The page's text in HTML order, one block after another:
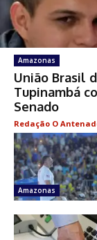
Amazonas
União Brasil
Tupinambá
Senado
Redação O
Amazonas